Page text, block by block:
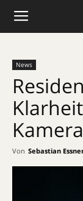
News
Von Sebastian